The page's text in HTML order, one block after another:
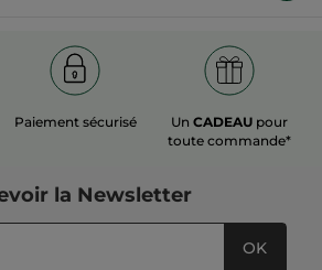
Paiement sécurisé UnCADEAU pour
toute commande*
la Newsletter
OK